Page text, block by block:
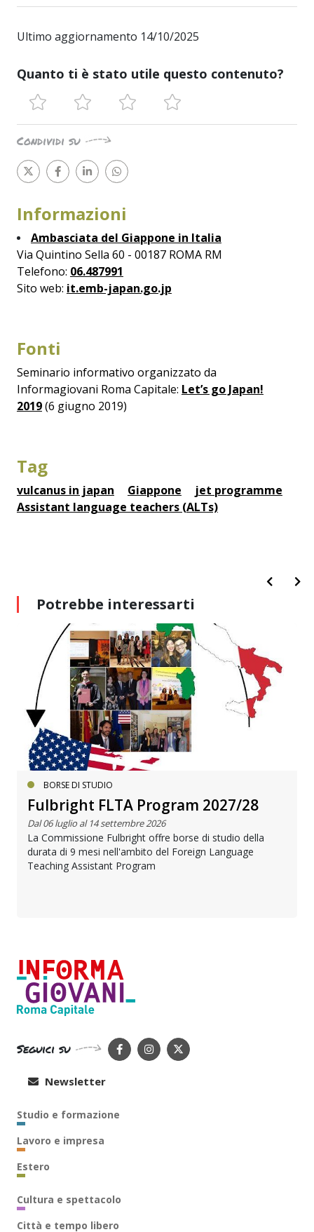
Ultimo aggiornamento 14/10/2025
Quanto ti è stato utile questo contenuto?
Condividi su
Informazioni
Ambasciata del Giappone in Italia
Via Quintino Sella 60 - 00187 ROMA RM
Telefono: 06.487991
Sito web: it.emb-japan.go.jp
Fonti
Seminario informativo organizzato da
Informagiovani Roma Capitale: Let’s go Japan!
2019(6 giugno 2019)
Tag
vulcanus in japan Giappone
jet programme
Assistant language teachers (ALTs)
Potrebbe interessarti
BORSE DI STUDIO
Fulbright FLTA Program 2027/28
Dal 06 luglio al 14 settembre 2026
La Commissione Fulbright offre borse di studio della
durata di 9 mesi nell'ambito del Foreign Language
Teaching Assistant Program
Seguici su
Newsletter
Studio e formazione
Lavoro e impresa
Estero
Cultura e spettacolo
Città e tempo libero